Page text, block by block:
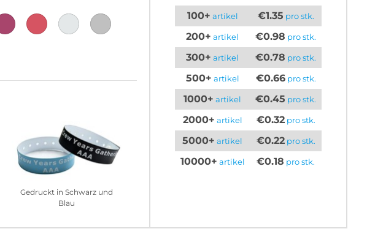
Gedruckt in Schwarz und
Blau
100+ artikel €1.35 pro stk.
200+ artikel €0.98 pro stk.
300+ artikel €0.78 pro stk.
500+ artikel €0.66pro stk.
1000+ artikel €0.45 pro stk.
2000+ artikel €0.32pro stk.
5000+ artikel €0.22pro stk.
10000+ artikel €0.18 pro stk.